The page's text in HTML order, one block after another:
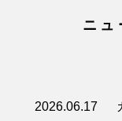
ニュ
2026.06.17